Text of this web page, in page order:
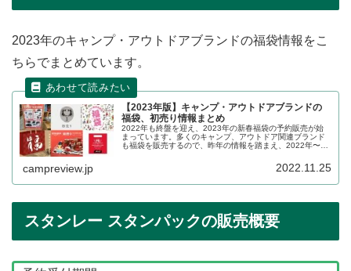
2023年のキャンプ・アウトドアブランドの福袋情報をこ
ちらでまとめています。
【2023年版】キャンプ・アウトドアブランドの
福袋、初売り情報まとめ
2022年も終盤を迎え、2023年の新春福袋の予約販売が始
まっています。多くのキャンプ、アウトドア関連ブランド
も福袋を販売するので、昨年の情報を踏まえ、2022年〜
campreview.jp 2022.11.25
スタンレー スタンパックの販売概要